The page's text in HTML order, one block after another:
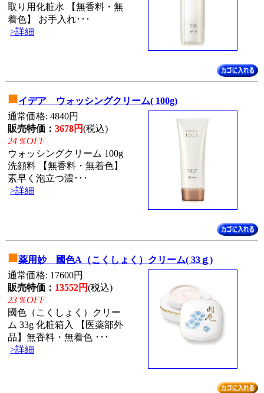
取り用化粧水 【無香料・無
着色】 お手入れ･･･
>詳細
■イデア ウォッシングクリーム( 100g)
通常価格: 4840円
販売特価： 3678円(税込)
24％OFF
ウォッシングクリーム 100g
洗顔料 【無香料・無着色】
素早く泡立つ濃･･･
>詳細
■薬用妙 國色A（こくしょく）クリーム( 33ｇ)
通常価格: 17600円
販売特価： 13552円(税込)
23％OFF
國色（こくしょく）クリー
ム 33g 化粧箱入 【医薬部外
品】無香料・無着色 ･･･
>詳細